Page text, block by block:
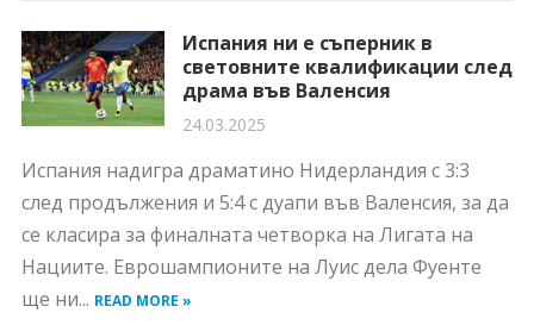
Испания ни е съперник в
световните квалификации след
драма във Валенсия
24.03.2025
Испания надигра драматино Нидерландия с 3:3
след продължения и 5:4 с дуапи във Валенсия, за да
се класира за финалната четворка на Лигата на
Нациите. Еврошампионите на Луис дела Фуенте
ще ни... READ MORE »